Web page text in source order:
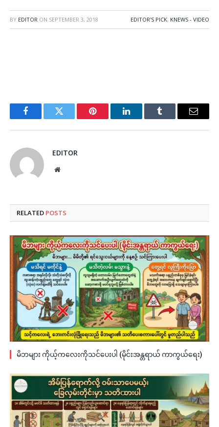
BY EDITOR ON SEPTEMBER 3, 2018 EDITOR'S PICK, KNEWS - VIDEO
FacebookTwitter Pinterest LinkedInTumblr Email
EDITOR
Website
RELATED POSTS
မိဘများ ကိုယ့်ကလေးကိုသင်ပေးပါ (မိုင်းအန္တရာယ် ကာကွယ်ရေး)